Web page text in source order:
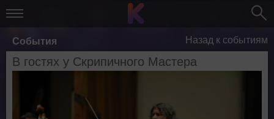
События Назад к событиям
В гостях у Скрипичного Мастера